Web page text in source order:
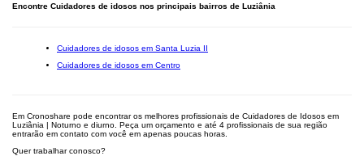
Encontre Cuidadores de idosos nos principais bairros de Luziânia
Cuidadores de idosos em Santa Luzia II
Cuidadores de idosos em Centro
Em Cronoshare pode encontrar os melhores profissionais de Cuidadores de Idosos em
Luziânia | Noturno e diurno. Peça um orçamento e até 4 profissionais de sua região
entrarão em contato com você em apenas poucas horas.
Quer trabalhar conosco?